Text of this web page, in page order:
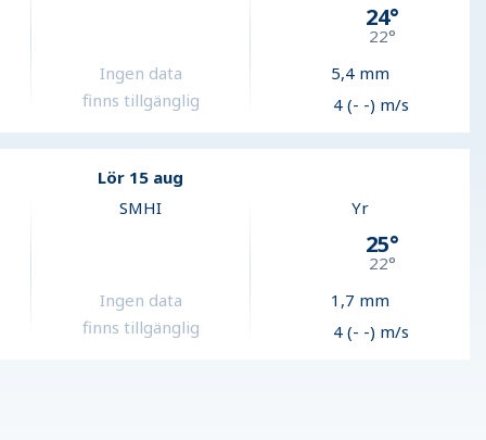
Ingen data
finns tillgänglig
24°
22°
5,4 mm
4 (- -) m/s
Lör 15 aug
SMHI
Ingen data
finns tillgänglig
Yr
25°
22°
1,7 mm
4 (- -) m/s